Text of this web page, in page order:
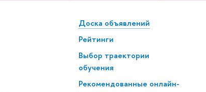
Доска объявлений
Рейтинги
Выбор траектории
обучения
Рекомендованные онлайн-